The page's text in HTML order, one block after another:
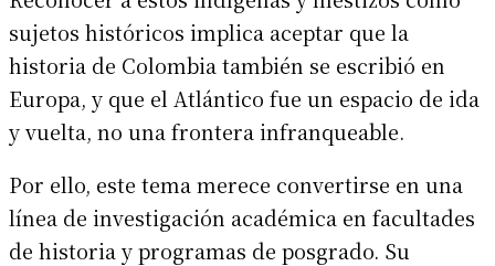
sujetos históricos implica aceptar que la
historia de Colombia también se escribió en
Europa, y que el Atlántico fue un espacio de ida
y vuelta, no una frontera infranqueable.
Por ello, este tema merece convertirse en una
línea de investigación académica en facultades
de historia y programas de posgrado. Su